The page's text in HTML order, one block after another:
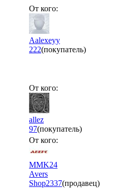
От кого:
Aalexeyy
222(покупатель)
От кого:
allez
97(покупатель)
От кого:
MMK24
Avers
Shop2337(продавец)